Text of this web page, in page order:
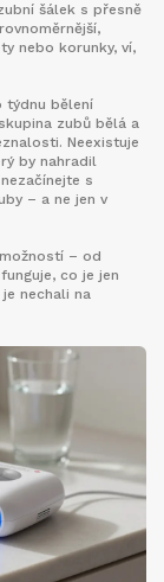
šálek s přesně
nebo korunky, ví,
týdnu bělení
zubů bělá a
Neexistuje
by nahradil
s
– a ne jen v
– od
co je jen
nechali na